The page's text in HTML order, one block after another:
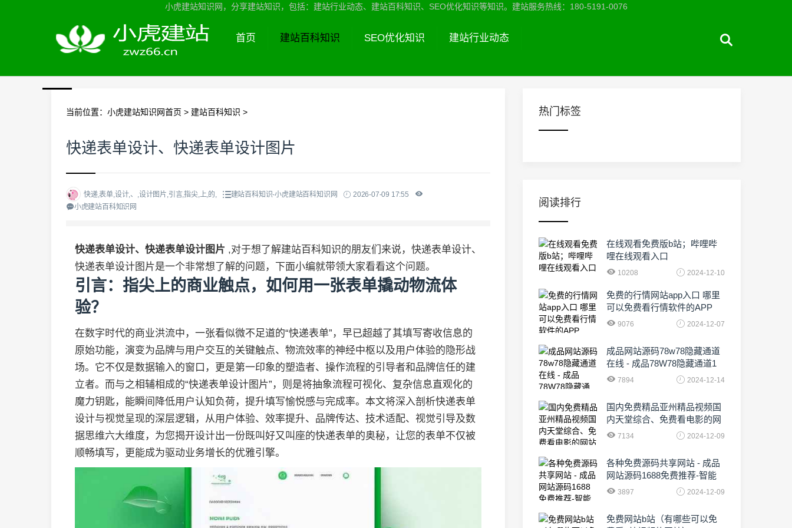
小虎建站知识网，分享建站知识，包括：建站行业动态、建站百科知识、SEO优化知识等知识。建站服务热线：180-5191-0076
首页 建站百科知识 SEO优化知识 建站行业动态
当前位置： 小虎建站知识网首页 > 建站百科知识 >
快递表单设计、快递表单设计图片
快递,表单,设计,、,设计图片,引言,指尖,上,的, 建站百科知识-小虎建站百科知识网
2026-07-09 17:55
小虎建站百科知识网
快递表单设计、快递表单设计图片 ,对于想了解建站百科知识的朋友们来说，快递表单设计、
快递表单设计图片是一个非常想了解的问题，下面小编就带领大家看看这个问题。
引言：指尖上的商业触点，如何用一张表单撬动物流体
验？
在数字时代的商业洪流中，一张看似微不足道的“快递表单”，早已超越了其填写寄收信息的
原始功能，演变为品牌与用户交互的关键触点、物流效率的神经中枢以及用户体验的隐形战
场。它不仅是数据输入的窗口，更是第一印象的塑造者、操作流程的引导者和品牌信任的建
立者。而与之相辅相成的“快递表单设计图片”，则是将抽象流程可视化、复杂信息直观化的
魔力钥匙，能瞬间降低用户认知负荷，提升填写愉悦感与完成率。本文将深入剖析快递表单
设计与视觉呈现的深层逻辑，从用户体验、效率提升、品牌传达、技术适配、视觉引导及数
据思维六大维度，为您揭开设计出一份既叫好又叫座的快递表单的奥秘，让您的表单不仅被
顺畅填写，更能成为驱动业务增长的优雅引擎。
热门标签
阅读排行
在线观看免费版b站；哔哩哔
哩在线观看入口
10208 2024-12-10
免费的行情网站app入口 哪里
可以免费看行情软件的APP
9076 2024-12-07
成品网站源码78w78隐藏通道
在线 - 成品78W78隐藏通道1
农业数字化,为乡村振兴注入新
7894 2024-12-14
国内免费精品亚州精品视频国
内天堂综合、免费看电影的网
站有哪些啊
7134 2024-12-09
各种免费源码共享网站 - 成品
网站源码1688免费推荐-智能
化时代的挑战与机遇!
3897 2024-12-09
免费网站b站（有哪些可以免